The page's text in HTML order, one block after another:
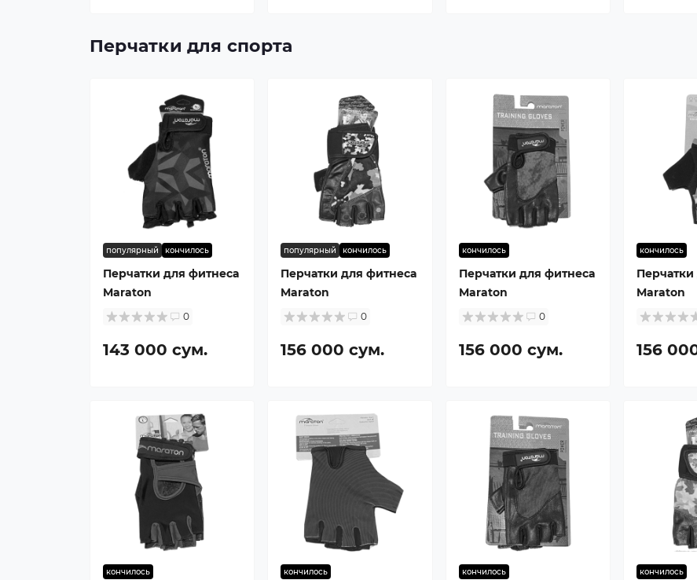
Перчатки для спорта
популярный кончилось
Перчатки для фитнеса
Maraton
0
143 000 сум.
популярный кончилось
Перчатки для фитнеса
Maraton
0
156 000 сум.
кончилось
Перчатки для фитнеса
Maraton
0
156 000 сум.
кончилось
Maraton
156
кончилось кончилось кончилось кончилось